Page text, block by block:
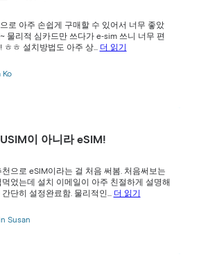
로 아주 손쉽게 구매할 수 있어서 너무 좋았
물리적 심카드만 쓰다가 e-sim 쓰니 너무 편
ㅎㅎ 설치방법도 아주 상... 더 읽기
Ko
이 아니라 eSIM!
천으로 eSIM이라는 걸 처음 써봄. 처음써보는
먹었는데 설치 이메일이 아주 친절하게 설명해
간단히 설정완료함. 물리적인... 더 읽기
Susan